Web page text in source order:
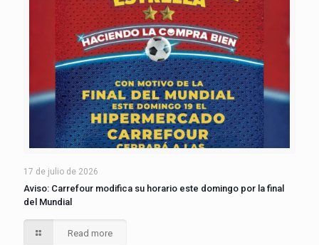
17 de julio de 2026
Aviso: Carrefour modifica su horario este domingo por la final
del Mundial
Read more